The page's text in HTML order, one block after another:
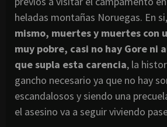
heladas montañas Noruegas. En si,
mismo, muertes y muertes con
muy pobre, casi no hay Gore ni
que supla esta carencia, la
gancho necesario ya que no hay
escandalosos y siendo una
el asesino va a seguir viviendo